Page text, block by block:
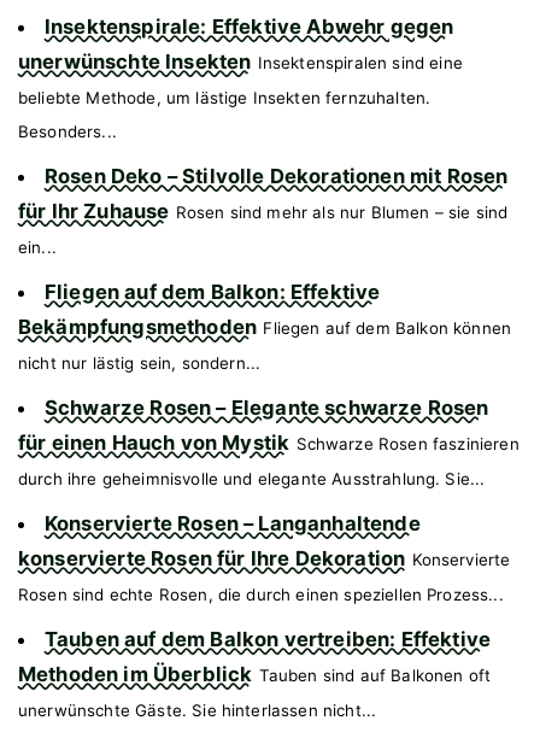
Insektenspirale: Effektive Abwehr gegen
unerwünschte Insekten Insektenspiralen sind eine
beliebte Methode, um lästige Insekten fernzuhalten.
Besonders...
Rosen Deko – Stilvolle Dekorationen mit Rosen
für Ihr Zuhause Rosen sind mehr als nur Blumen – sie sind
ein...
Fliegen auf dem Balkon: Effektive
Bekämpfungsmethoden Fliegen auf dem Balkon können
nicht nur lästig sein, sondern...
Schwarze Rosen – Elegante schwarze Rosen
für einen Hauch von Mystik Schwarze Rosen faszinieren
durch ihre geheimnisvolle und elegante Ausstrahlung. Sie...
Konservierte Rosen – Langanhaltende
konservierte Rosen für Ihre Dekoration Konservierte
Rosen sind echte Rosen, die durch einen speziellen Prozess...
Tauben auf dem Balkon vertreiben: Effektive
Methoden im Überblick Tauben sind auf Balkonen oft
unerwünschte Gäste. Sie hinterlassen nicht...